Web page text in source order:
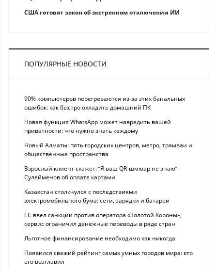
США готовят закон об экстренном отключении ИИ
ПОПУЛЯРНЫЕ НОВОСТИ
90% компьютеров перегреваются из-за этих банальных
ошибок: как быстро охладить домашний ПК
Новая функция WhatsApp может навредить вашей
приватности: что нужно знать каждому
Новый Алматы: пять городских центров, метро, трамваи и
общественные пространства
Взрослый клиент скажет: “Я ваш QR-шмюар не знаю“ -
Сулейменов об оплате картами
Казахстан столкнулся с последствиями
электромобильного бума: сети, зарядки и батареи
ЕС ввел санкции против оператора «Золотой Короны»,
сервис ограничил денежные переводы в ряде стран
Льготное финансирование необходимо как никогда
Появился свежий рейтинг самых умных городов мира: кто
его возглавил